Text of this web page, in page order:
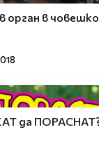
орган в
да